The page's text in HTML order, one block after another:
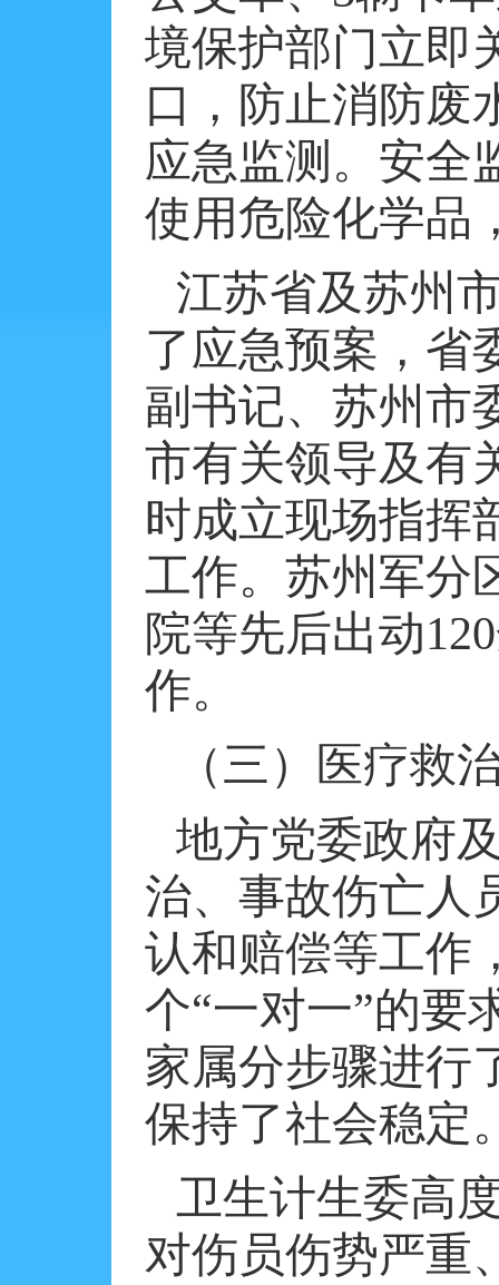
境保护部门立即
口，防止消防废
应急监测。安全
使用危险化学品
江苏省及苏州
了应急预案，省
副书记、苏州市
市有关领导及有
时成立现场指挥
工作。苏州军分
院等先后出动120
作。
（三）医疗救
地方党委政府
治、事故伤亡人
认和赔偿等工作
个“一对一”的要
家属分步骤进行
保持了社会稳定
卫生计生委高
对伤员伤势严重